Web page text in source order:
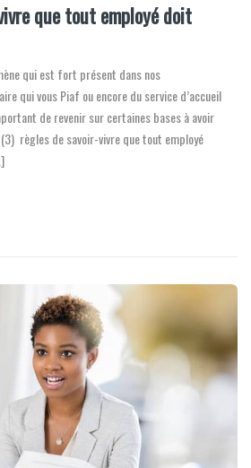
que tout employé doit
qui est fort présent dans nos
qui vous Piaf ou encore du service d’accueil
de revenir sur certaines bases à avoir
règles de savoir-vivre que tout employé